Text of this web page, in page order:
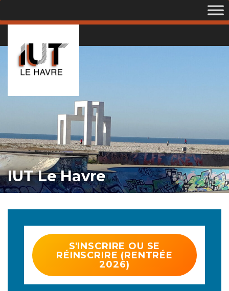
IUT Le Havre
S'INSCRIRE OU SE
RÉINSCRIRE (RENTRÉE
2026)